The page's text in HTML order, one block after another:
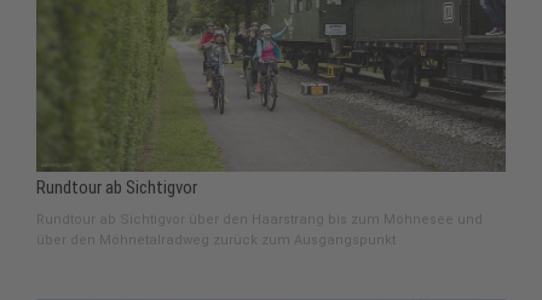
Rundtour ab Sichtigvor
Rundtour ab Sichtigvor über den Haarstrang bis zum Möhnesee und
über den Möhnetalradweg zurück zum Ausgangspunkt